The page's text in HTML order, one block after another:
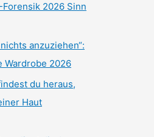
2026 Sinn
anzuziehen“:
Wardrobe 2026
du heraus,
Haut